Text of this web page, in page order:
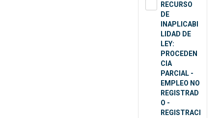
RECURSO
DE
INAPLICABI
LIDAD DE
LEY:
PROCEDEN
CIA
PARCIAL -
EMPLEO NO
REGISTRAD
O -
REGISTRACI